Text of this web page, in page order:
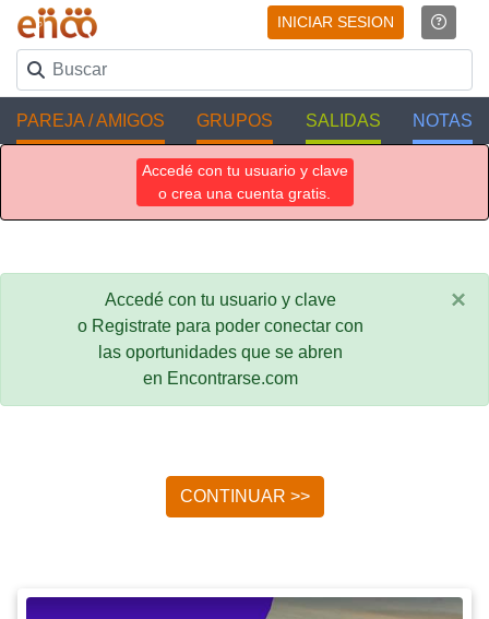
INICIAR SESION
PAREJA / AMIGOS GRUPOS SALIDAS NOTAS
Accedé con tu usuario y clave
o crea una cuenta gratis.
Accedé con tu usuario y clave
o Registrate para poder conectar con
las oportunidades que se abren
en Encontrarse.com
×
CONTINUAR >>